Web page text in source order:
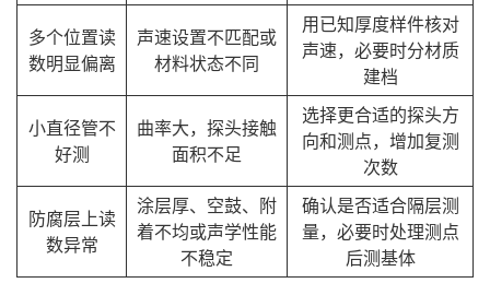
多个位置读
数明显偏离
声速设置不匹配或
材料状态不同
用已知厚度样件核对
声速，必要时分材质
建档
小直径管不
好测
曲率大，探头接触
面积不足
选择更合适的探头方
向和测点，增加复测
次数
防腐层上读
数异常
涂层厚、空鼓、附
着不均或声学性能
不稳定
确认是否适合隔层测
量，必要时处理测点
后测基体